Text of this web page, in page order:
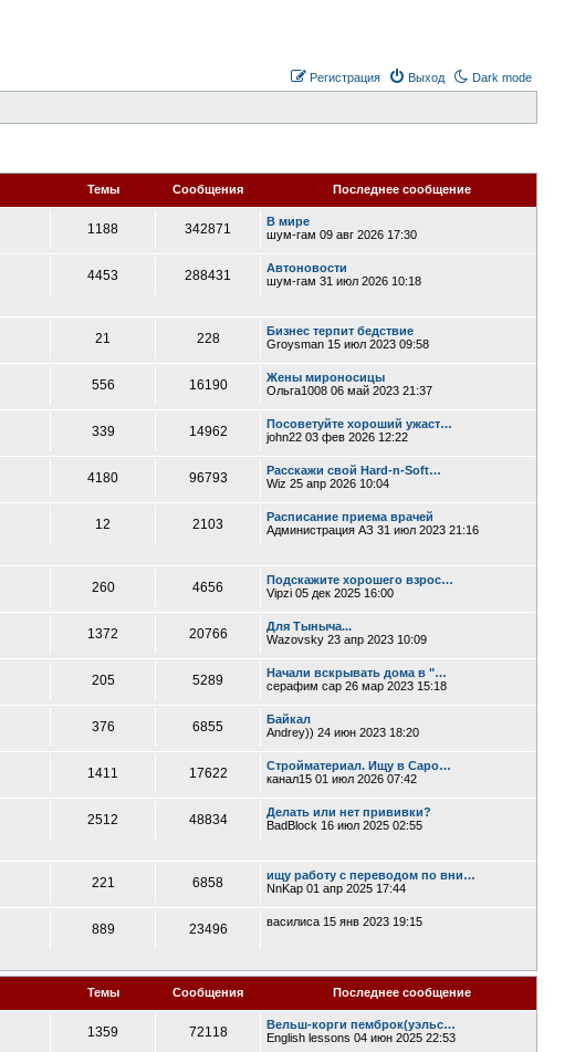
Dark mode
Выход
Регистрация
Темы Сообщения Последнее сообщение
1188 342871
В мире
шум-гам 09 авг 2026 17:30
4453 288431
Автоновости
шум-гам 31 июл 2026 10:18
21 228
Бизнес терпит бедствие
Groysman 15 июл 2023 09:58
556 16190
Жены мироносицы
Ольга1008 06 май 2023 21:37
339 14962
Посоветуйте хороший ужаст…
john22 03 фев 2026 12:22
4180 96793
Расскажи свой Hard-n-Soft…
Wiz 25 апр 2026 10:04
12 2103
Расписание приема врачей
Администрация АЗ 31 июл 2023 21:16
260 4656
Подскажите хорошего взрос…
Vipzi 05 дек 2025 16:00
1372 20766
Для Тыныча...
Wazovsky 23 апр 2023 10:09
205 5289
Начали вскрывать дома в "…
серафим сар 26 мар 2023 15:18
376 6855
Байкал
Andrey)) 24 июн 2023 18:20
1411 17622
Стройматериал. Ищу в Саро…
канал15 01 июл 2026 07:42
2512 48834
Делать или нет прививки?
BadBlock 16 июл 2025 02:55
221 6858
ищу работу с переводом по вни…
NnKap 01 апр 2025 17:44
889 23496 василиса 15 янв 2023 19:15
Темы Сообщения Последнее сообщение
1359 72118
Вельш-корги пемброк(уэльс…
English lessons 04 июн 2025 22:53